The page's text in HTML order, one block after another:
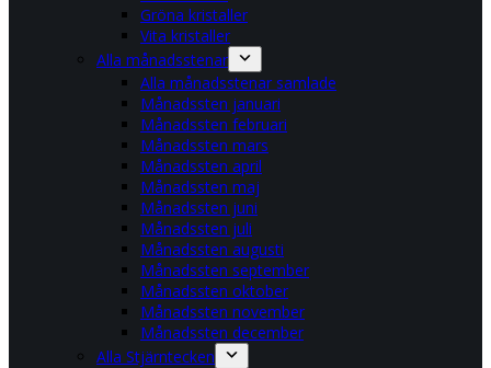
Gröna kristaller
Vita kristaller
Alla månadsstenar
Alla månadsstenar samlade
Månadssten januari
Månadssten februari
Månadssten mars
Månadssten april
Månadssten maj
Månadssten juni
Månadssten juli
Månadssten augusti
Månadssten september
Månadssten oktober
Månadssten november
Månadssten december
Alla Stjärntecken